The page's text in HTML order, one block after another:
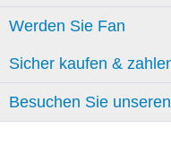
Werden Sie Fan
Sicher kaufen &
Besuchen Sie